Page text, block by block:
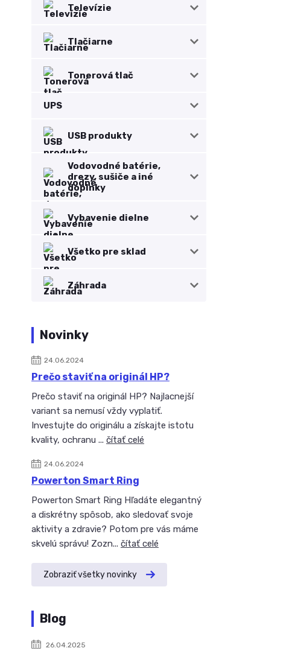
Televízie
Tlačiarne
Tonerová tlač
UPS
USB produkty
Vodovodné batérie,
drezy, sušiče a iné
doplnky
Vybavenie dielne
Všetko pre sklad
Záhrada
Novinky
24.06.2024
Prečo staviť na originál HP?
Prečo staviť na originál HP? Najlacnejší
variant sa nemusí vždy vyplatiť.
Investujte do originálu a získajte istotu
kvality, ochranu ... čítať celé
24.06.2024
Powerton Smart Ring
Powerton Smart Ring Hľadáte elegantný
a diskrétny spôsob, ako sledovať svoje
aktivity a zdravie? Potom pre vás máme
skvelú správu! Zozn... čítať celé
Zobraziť všetky novinky
Blog
26.04.2025